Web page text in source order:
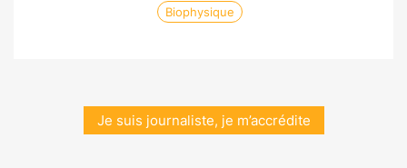
Biophysique
Je suis journaliste, je m’accrédite